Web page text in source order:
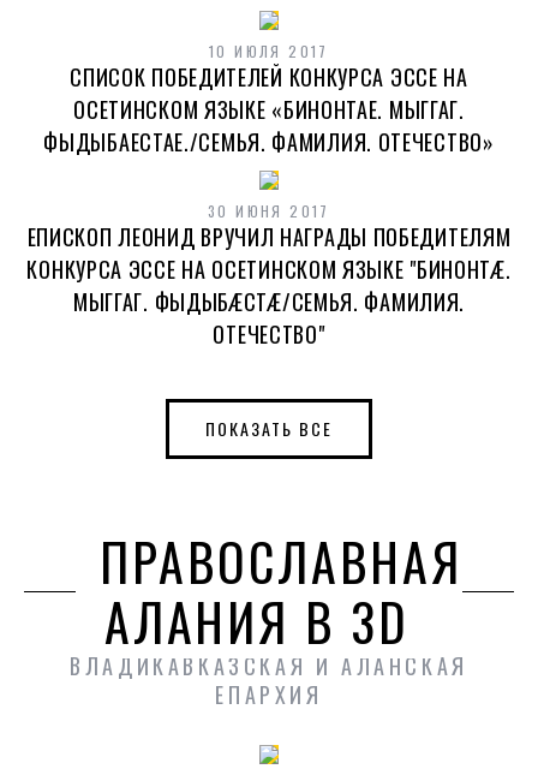
10 ИЮЛЯ 2017
СПИСОК ПОБЕДИТЕЛЕЙ КОНКУРСА ЭССЕ НА
ОСЕТИНСКОМ ЯЗЫКЕ «БИНОНТАЕ. МЫГГАГ.
ФЫДЫБАЕСТАЕ./СЕМЬЯ. ФАМИЛИЯ. ОТЕЧЕСТВО»
30 ИЮНЯ 2017
ЕПИСКОП ЛЕОНИД ВРУЧИЛ НАГРАДЫ ПОБЕДИТЕЛЯМ
КОНКУРСА ЭССЕ НА ОСЕТИНСКОМ ЯЗЫКЕ "БИНОНТÆ.
МЫГГАГ. ФЫДЫБÆСТÆ/СЕМЬЯ. ФАМИЛИЯ.
ОТЕЧЕСТВО"
ПОКАЗАТЬ ВСЕ
ПРАВОСЛАВНАЯ
АЛАНИЯ В 3D
ВЛАДИКАВКАЗСКАЯ И АЛАНСКАЯ
ЕПАРХИЯ